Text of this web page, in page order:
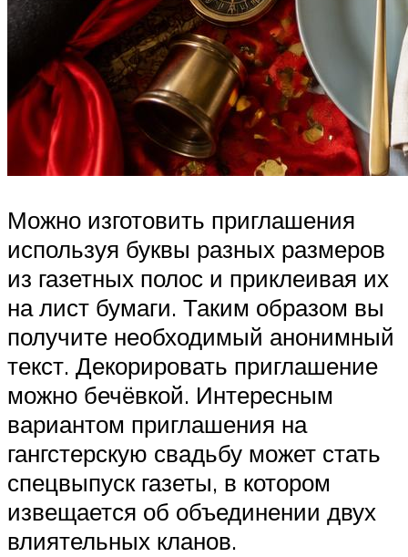
Можно изготовить приглашения
используя буквы разных размеров
из газетных полос и приклеивая их
на лист бумаги. Таким образом вы
получите необходимый анонимный
текст. Декорировать приглашение
можно бечёвкой. Интересным
вариантом приглашения на
гангстерскую свадьбу может стать
спецвыпуск газеты, в котором
извещается об объединении двух
влиятельных кланов.